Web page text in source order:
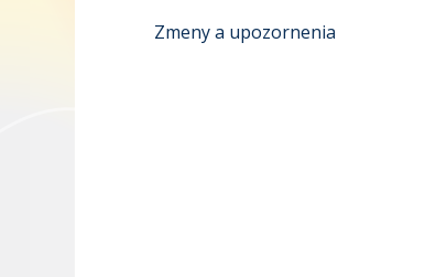
Zmeny a upozornenia